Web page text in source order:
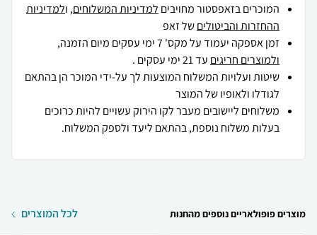
המוכרים בזאפסטור מחויבים למדיניות המשלוחים, ולמדיניות
ההחזרות והביטוליםשל זאפ
זמן אספקה יעמוד על מקס' 7 ימי עסקים מיום הזמנה,
ולמוצרים חריגים עד 21 ימי עסקים .
שיטות ועלויות המשלוח המוצעות לך על-ידי המוכר הן בהתאם
לגודלו ולאופיו של המוצר
משלוחים ליישובים מעבר לקו הירוק עשויים להיות כרוכים
בעלות משלוח נוספת, בהתאם ליעד ולספק המשלוח.
מוצרים פופולאריים נוספים מהחנות לכל המוצרים